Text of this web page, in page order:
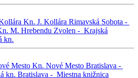
Kn. J. Kollára Rimavská Sobota -
M. Hrebendu Zvolen - Krajská
kn.
Mesto Kn. Nové Mesto Bratislava -
kn. Bratislava - Miestna knižnica